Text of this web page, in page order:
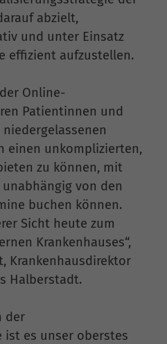
abzielt,
und unter Einsatz
effizient aufzustellen.
Online-
Patientinnen und
einen unkomplizierten,
zu können, mit
von den
buchen können.
Sicht heute zum
Krankenhauses“,
Krankenhausdirektor
Halberstadt.
der
ist es unser oberstes